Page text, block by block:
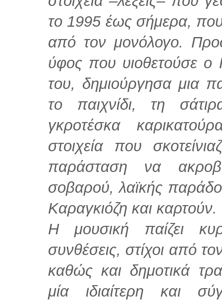
το 1995 έως σήμερα,
από τον μονόλογο.
ύφος που υιοθετούσε ο
του, δημιούργησα μια
το παιχνίδι, τη
γκροτέσκα
στοιχεία που
παράσταση να
σοβαρού, λαϊκής
Καραγκιόζη και καρτούν.
Η μουσική παίζει
συνθέσεις, στίχοι από
καθώς και δημοτικά
μία ιδιαίτερη και